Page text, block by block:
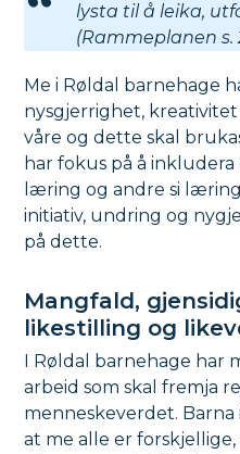
lysta til å leika,
(Rammeplanen s.
Me i Røldal barnehage
nysgjerrighet,
våre og dette skal
har fokus på å
læring og andre si
initiativ, undring og
på dette.
Mangfald,
likestilling og
I Røldal barnehage har
arbeid som skal fremja
menneskeverdet.
at me alle er